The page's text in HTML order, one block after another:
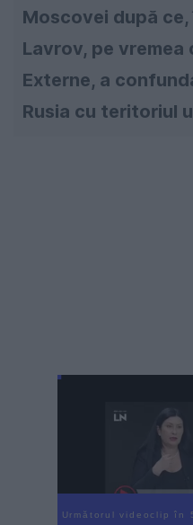
Moscovei după
Lavrov, pe vremea
Externe, a
Rusia cu teritoriul
Următorul videoclip în